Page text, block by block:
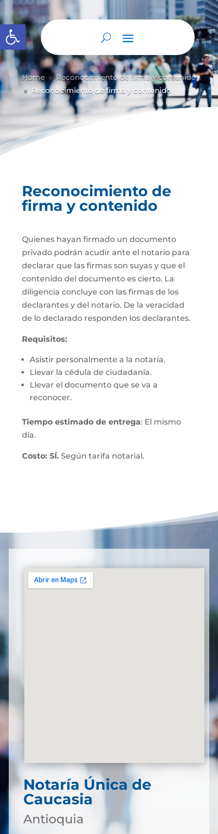
Abrir barra de herramientas
Home 9 Reconocimiento de firma y contenido
9 Reconocimiento de firma y contenido
Reconocimiento de
firma y contenido
Quienes hayan firmado un documento
privado podrán acudir ante el notario para
declarar que las firmas son suyas y que el
contenido del documento es cierto. La
diligencia concluye con las firmas de los
declarantes y del notario. De la veracidad
de lo declarado responden los declarantes.
Requisitos:
Asistir personalmente a la notaría.
Llevar la cédula de ciudadanía.
Llevar el documento que se va a
reconocer.
Tiempo estimado de entrega: El mismo
día.
Costo: SÍ.Según tarifa notarial.
Notaría Única de
Caucasia
Antioquia